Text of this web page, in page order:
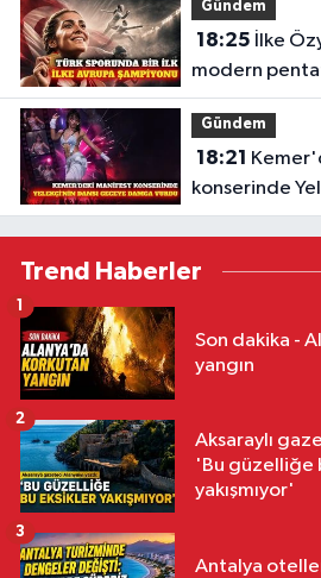
Gündem
18:25
modern
şampiyonu
Gündem
18:21
konserinde
çıktı
Trend Haberler
Son dakika -
yangın
1
Aksaraylı
'Bu güzelliğe
yakışmıyor'
2
Antalya
3